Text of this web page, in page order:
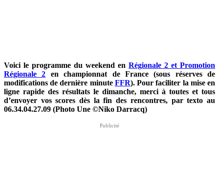
Voici le programme du weekend en Régionale 2 et Promotion
Régionale 2 en championnat de France (sous réserves de
modifications de dernière minute FFR).Pour faciliter la mise en
ligne rapide des résultats le dimanche, merci à toutes et tous
d’envoyer vos scores dès la fin des rencontres, par texto au
06.34.04.27.09 (Photo Une ©Niko Darracq)